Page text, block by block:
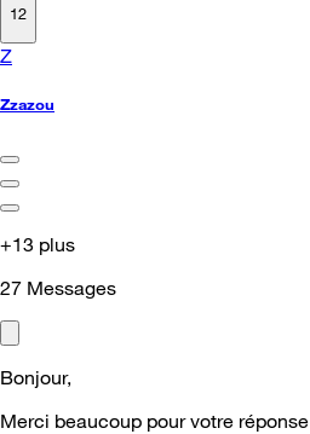
12
Z
Zzazou
+13 plus
27 Messages
Bonjour,
Merci beaucoup pour votre réponse